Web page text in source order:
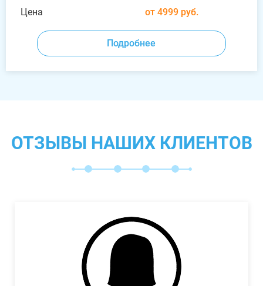
Цена
от 4999 руб.
Подробнее
ОТЗЫВЫ НАШИХ КЛИЕНТОВ